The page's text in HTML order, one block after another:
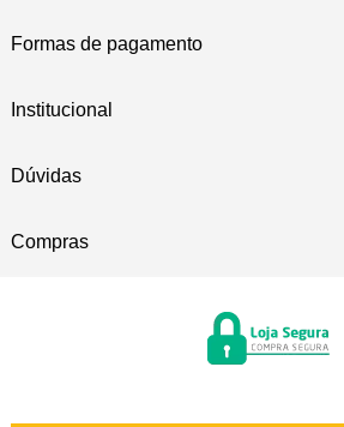
Formas de pagamento
Institucional
Dúvidas
Compras